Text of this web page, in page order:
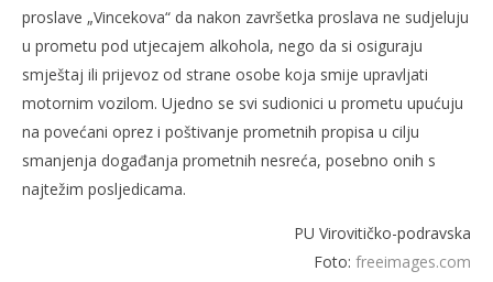
proslave „Vincekova“ da nakon završetka proslava ne sudjeluju
u prometu pod utjecajem alkohola, nego da si osiguraju
smještaj ili prijevoz od strane osobe koja smije upravljati
motornim vozilom. Ujedno se svi sudionici u prometu upućuju
na povećani oprez i poštivanje prometnih propisa u cilju
smanjenja događanja prometnih nesreća, posebno onih s
najtežim posljedicama.
PU Virovitičko-podravska
Foto: freeimages.com